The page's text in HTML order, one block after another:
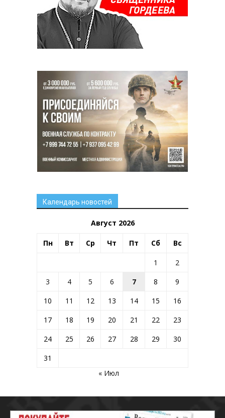
Календарь новостей
Август 2026
Пн Вт Ср Чт Пт Сб Вс
1
2
3
4 5 6 7 8
9
10
11 12 13 14 15
16
17
18 19 20 21 22
23
24
25 26 27 28 29
30
31
« Июл